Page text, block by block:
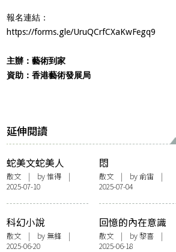
報名連結：
https://forms.gle/UruQCrfCXaKwFegq9
主辦：藝術到家
資助：香港藝術發展局
延伸閱讀
蛇美文蛇美人
散文 | by惟得 |
2025-07-10
悶
散文| by 俞宙 |
2025-07-04
科幻小說
散文 | by 無鋒 |
2025-06-20
回憶的內在意識
散文| by 黎喜 |
2025-06-18